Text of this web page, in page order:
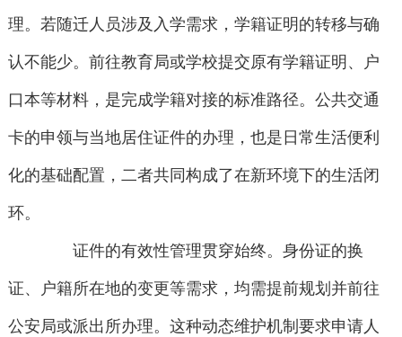
理。若随迁人员涉及入学需求，学籍证明的转移与确
认不能少。前往教育局或学校提交原有学籍证明、户
口本等材料，是完成学籍对接的标准路径。公共交通
卡的申领与当地居住证件的办理，也是日常生活便利
化的基础配置，二者共同构成了在新环境下的生活闭
环。
证件的有效性管理贯穿始终。身份证的换
证、户籍所在地的变更等需求，均需提前规划并前往
公安局或派出所办理。这种动态维护机制要求申请人